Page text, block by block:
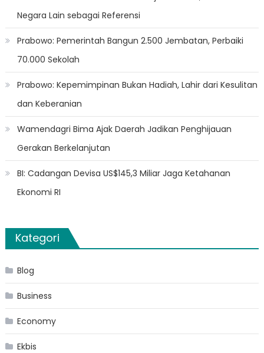
Negara Lain sebagai Referensi
Prabowo: Pemerintah Bangun 2.500 Jembatan, Perbaiki
70.000 Sekolah
Prabowo: Kepemimpinan Bukan Hadiah, Lahir dari Kesulitan
dan Keberanian
Wamendagri Bima Ajak Daerah Jadikan Penghijauan
Gerakan Berkelanjutan
BI: Cadangan Devisa US$145,3 Miliar Jaga Ketahanan
Ekonomi RI
Kategori
Blog
Business
Economy
Ekbis